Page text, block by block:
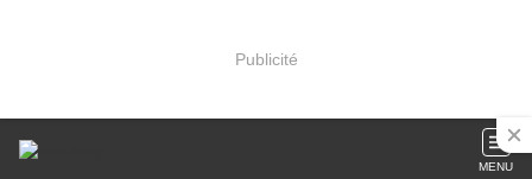
Publicité
MENU